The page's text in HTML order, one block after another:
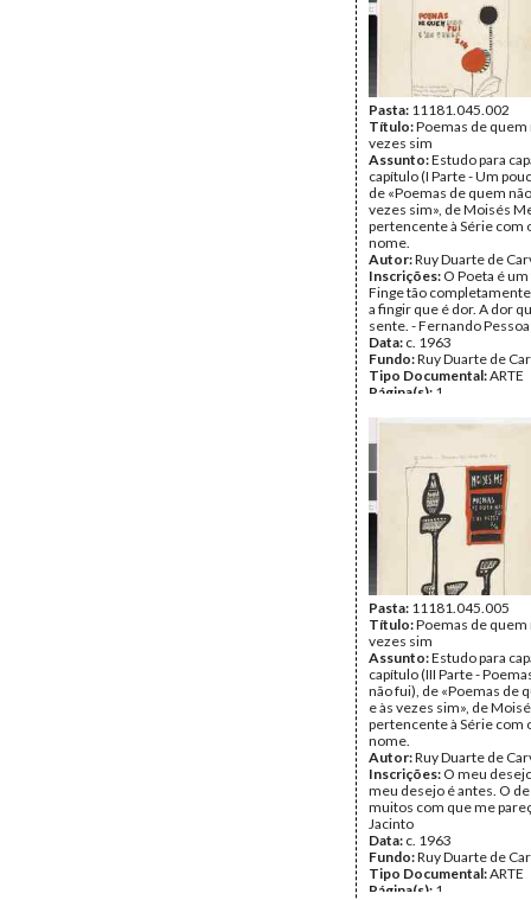
Pasta: 11181.045.002
Título:Poemas de quem
vezes sim
Assunto:Estudo para
capítulo (I Parte - Um
de «Poemas de quem
vezes sim», de Moisés
pertencente à Série com
nome.
Autor:Ruy Duarte de
Inscrições: O Poeta é
Finge tão
a fingir que é dor. A dor
sente. - Fernando Pessoa
Data: c. 1963
Fundo:Ruy Duarte de
Tipo Documental:ARTE
Página(s): 1
Pasta: 11181.045.005
Título:Poemas de quem
vezes sim
Assunto:Estudo para
capítulo (III Parte -
não fui), de «Poemas de
e às vezes sim», de
pertencente à Série com
nome.
Autor:Ruy Duarte de
Inscrições: O meu
meu desejo é antes. O
muitos com que me
Jacinto
Data: c. 1963
Fundo:Ruy Duarte de
Tipo Documental:ARTE
Página(s): 1